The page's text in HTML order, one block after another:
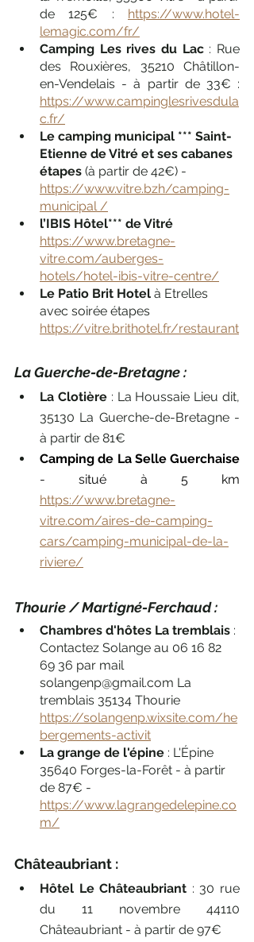
de 125€ : https://www.hotel-
lemagic.com/fr/
Camping Les rives du Lac : Rue
des Rouxières, 35210 Châtillon-
https://www.campinglesrivesdula
c.fr/
Le camping municipal *** Saint-
Etienne de Vitré et ses cabanes
étapes (à partir de 42€) -
https://www.vitre.bzh/camping-
municipal /
l’IBIS Hôtel*** de Vitré
https://www.bretagne-
vitre.com/auberges-
hotels/hotel-ibis-vitre-centre/
Le Patio Brit Hotel à Etrelles
avec soirée étapes
https://vitre.brithotel.fr/restaurant
La Guerche-de-Bretagne :
La Clotière : La Houssaie Lieu dit,
35130 La Guerche-de-Bretagne -
à partir de 81€
Camping de La Selle Guerchaise
https://www.bretagne-
vitre.com/aires-de-camping-
cars/camping-municipal-de-la-
riviere/
Thourie / Martigné-Ferchaud :
Chambres d'hôtes La tremblais :
Contactez Solange au 06 16 82
69 36 par mail
solangenp@gmail.com La
tremblais 35134 Thourie
https://solangenp.wixsite.com/he
bergements-activit
La grange de l'épine : L'Épine
35640 Forges-la-Forêt - à partir
de 87€ -
https://www.lagrangedelepine.co
m/
Châteaubriant :
Hôtel Le Châteaubriant : 30 rue
du 11 novembre 44110
Châteaubriant - à partir de 97€